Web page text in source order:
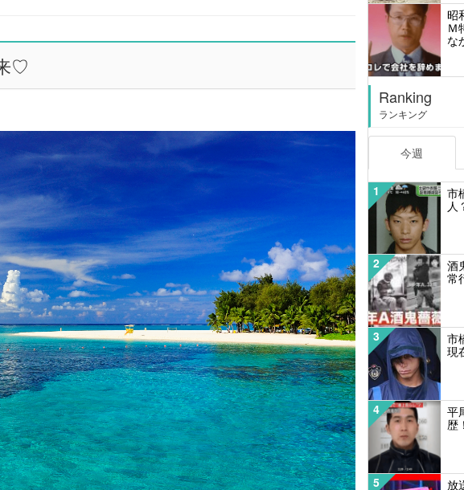
♡
昭
Ｍ
な
Ranking
ランキング
今週
1
市
人
2
酒
常
3
市
現
4
平
歴！
5
放